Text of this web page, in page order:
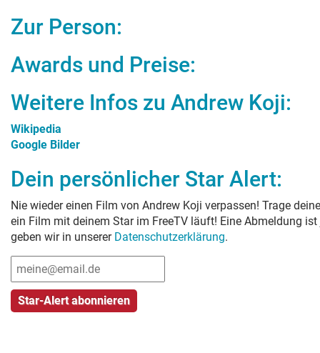
Zur Person:
Awards und Preise:
Weitere Infos zu Andrew Koji:
Wikipedia
Google Bilder
Dein persönlicher Star Alert:
Nie wieder einen Film von Andrew Koji verpassen! Trage
ein Film mit deinem Star im FreeTV läuft! Eine Abmeldung
geben wir in unserer Datenschutzerklärung.